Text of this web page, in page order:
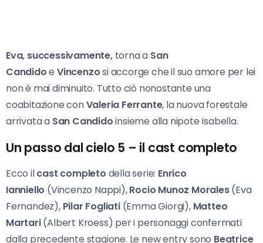
Eva, successivamente,torna a San
CandidoeVincenzosi accorge che il suo amore per lei
non è mai diminuito. Tutto ciò nonostante una
coabitazione conValeria Ferrante, la nuova forestale
arrivata a San Candidoinsieme alla nipote Isabella.
Un passo dal cielo 5 – il cast completo
Ecco ilcast completo della serie: Enrico
Ianniello (Vincenzo Nappi),Rocio Munoz Morales(Eva
Fernandez), Pilar Fogliati(Emma Giorgi), Matteo
Martari(Albert Kroess) per i personaggi confermati
dalla precedente stagione. Le new entry sono Beatrice